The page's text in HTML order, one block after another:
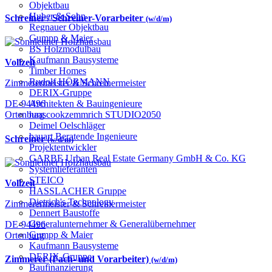
Objektbau
Huber & Sohn
Regnauer Objektbau
Gumpp & Maier
BS Holzmodulbau
Kaufmann Bausysteme
Timber Homes
Rudolf HÖRMANN
DERIX-Gruppe
Architekten & Bauingenieure
haascookzemmrich STUDIO2050
Deimel Oelschläger
bauart Beratende Ingenieure
Projektentwickler
GARBE Urban Real Estate Germany GmbH & Co. KG
Systemlieferanten
STEICO
HASSLACHER Gruppe
Dietrich's Technology
Dennert Baustoffe
Generalunternehmer & Generalübernehmer
Gumpp & Maier
Kaufmann Bausysteme
DERIX-Gruppe
Baufinanzierung
Schreiner / Schreiner-Vorarbeiter (w/d/m)
Vollzeit
Zimmerermeister & Schreinermeister
DE-94496
Ortenburg
Schreiner(w/d/m)
Vollzeit
Zimmerermeister & Schreinermeister
DE-94496
Ortenburg
Zimmerer (Fach- und Vorarbeiter) (w/d/m)